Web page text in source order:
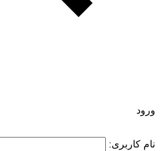
ورود
نام کاربری: